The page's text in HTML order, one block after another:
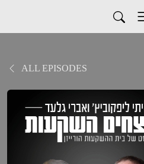
ALL EPISODES